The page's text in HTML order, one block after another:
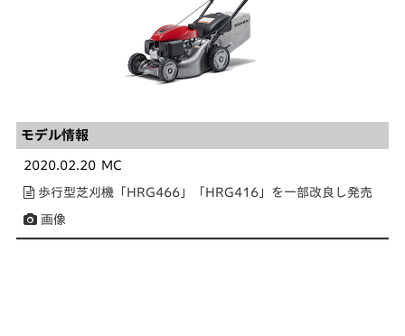
モデル情報
2020.02.20 MC
歩行型芝刈機「HRG466」「HRG416」を一部改良し発売
画像